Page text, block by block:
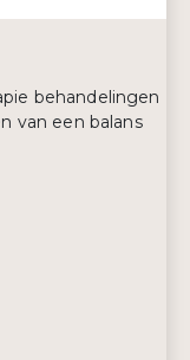
behandelingen
van een balans